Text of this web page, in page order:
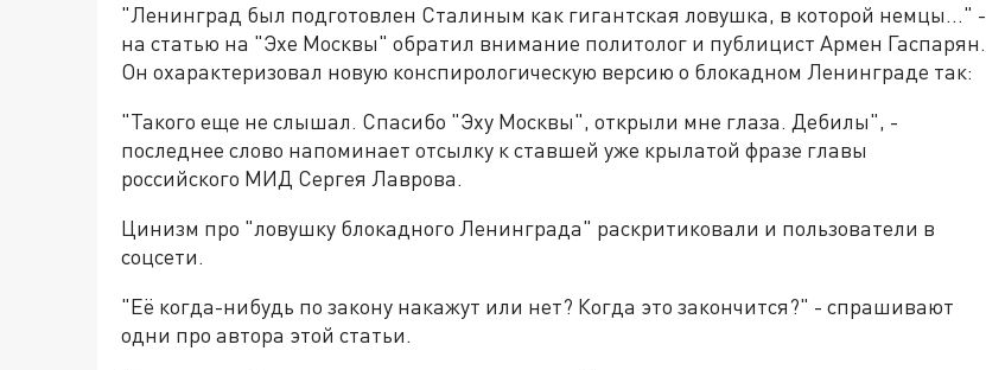
"Ленинград был подготовлен Сталиным как гигантская ловушка, в которой немцы..." -
на статью на "Эхе Москвы" обратил внимание политолог и публицист Армен Гаспарян.
Он охарактеризовал новую конспирологическую версию о блокадном Ленинграде так:
"Такого еще не слышал. Спасибо "Эху Москвы", открыли мне глаза. Дебилы", -
последнее слово напоминает отсылку к ставшей уже крылатой фразе главы
российского МИД Сергея Лаврова.
Цинизм про "ловушку блокадного Ленинграда" раскритиковали и пользователи в
соцсети.
"Её когда-нибудь по закону накажут или нет? Когда это закончится?" - спрашивают
одни про автора этой статьи.